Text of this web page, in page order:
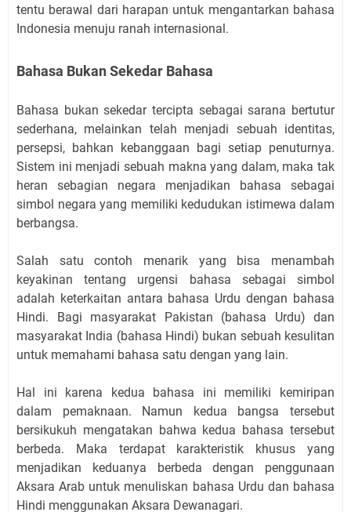
tentu berawal dari harapan untuk mengantarkan bahasa
Indonesia menuju ranah internasional.
Bahasa Bukan Sekedar Bahasa
Bahasa bukan sekedar tercipta sebagai sarana bertutur
sederhana, melainkan telah menjadi sebuah identitas,
persepsi, bahkan kebanggaan bagi setiap penuturnya.
Sistem ini menjadi sebuah makna yang dalam, maka tak
heran sebagian negara menjadikan bahasa sebagai
simbol negara yang memiliki kedudukan istimewa dalam
berbangsa.
Salah satu contoh menarik yang bisa menambah
keyakinan tentang urgensi bahasa sebagai simbol
adalah keterkaitan antara bahasa Urdu dengan bahasa
Hindi. Bagi masyarakat Pakistan (bahasa Urdu) dan
masyarakat India (bahasa Hindi) bukan sebuah kesulitan
untuk memahami bahasa satu dengan yang lain.
Hal ini karena kedua bahasa ini memiliki kemiripan
dalam pemaknaan. Namun kedua bangsa tersebut
bersikukuh mengatakan bahwa kedua bahasa tersebut
berbeda. Maka terdapat karakteristik khusus yang
menjadikan keduanya berbeda dengan penggunaan
Aksara Arab untuk menuliskan bahasa Urdu dan bahasa
Hindi menggunakan Aksara Dewanagari.